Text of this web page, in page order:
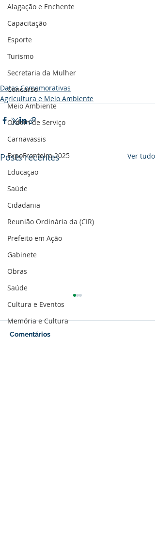
Alagação e Enchente
Capacitação
Esporte
Turismo
Secretaria da Mulher
Concurso
Meio Ambiente
Ordem de Serviço
Carnavassis
ExpoFronteira 2025
Educação
Saúde
Cidadania
Reunião Ordinária da (CIR)
Prefeito em Ação
Gabinete
Obras
Saúde
Cultura e Eventos
Memória e Cultura
Datas Comemorativas
Agricultura e Meio Ambiente
Posts recentes Ver tudo
Comentários